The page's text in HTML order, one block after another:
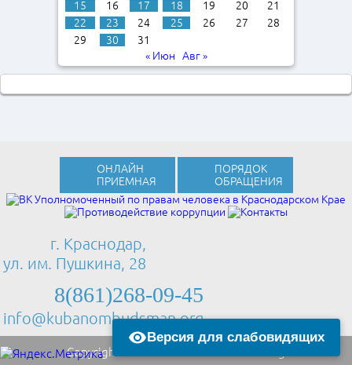
15
16 17 18 19 20
21
22
23 24 25 26 27
28
29
30
31
« Июн
Авг »
ОНЛАЙН
ПРИЕМНАЯ
ПОРЯДОК
ОБРАЩЕНИЯ
г. Краснодар,
ул. им. Пушкина, 28
8(861)268-09-45
info@kubanombudsman.org
Copyright © 2013 Kubanombudsman.org
Версия для слабовидящих